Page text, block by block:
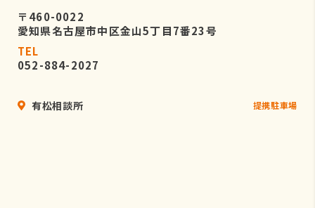
〒460-0022
愛知県名古屋市中区金山5丁目7番23号
TEL
052-884-2027
有松相談所 提携駐車場